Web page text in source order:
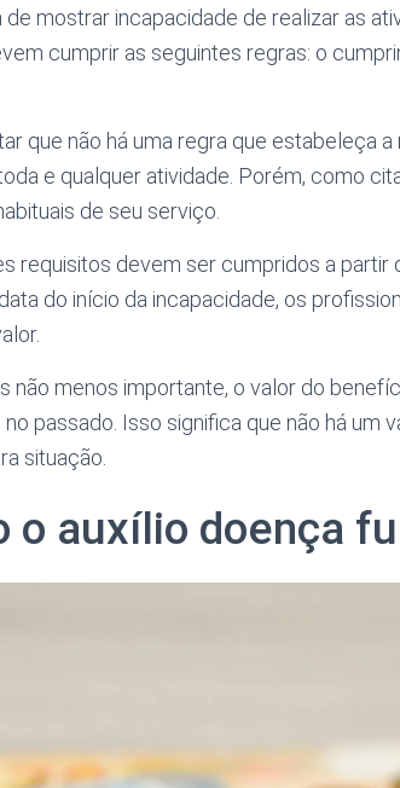
de mostrar incapacidade de realizar as
cumprir as seguintes regras: o
que não há uma regra que estabeleça
e qualquer atividade. Porém, como
de seu serviço.
requisitos devem ser cumpridos a partir
do início da incapacidade, os
não menos importante, o valor do
passado. Isso significa que não há um
situação.
o auxílio doença